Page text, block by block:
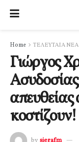
Home ΤΕΛΕΥΤΑΙΑ ΝΕΑ
Γιώργος
κοστίζουν!